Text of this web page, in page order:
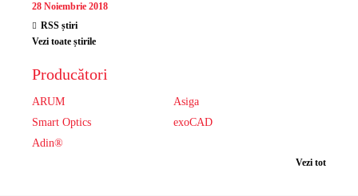
28 Noiembrie 2018
RSS știri
Vezi toate știrile
Producători
ARUM
Asiga
Smart Optics
exoCAD
Adin®
Vezi tot